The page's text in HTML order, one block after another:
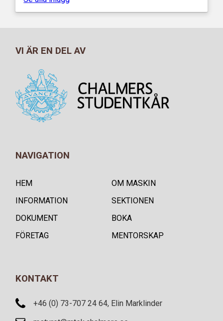
VI ÄR EN DEL AV
NAVIGATION
HEM
OM MASKIN
INFORMATION
SEKTIONEN
DOKUMENT
BOKA
FÖRETAG
MENTORSKAP
KONTAKT
+46 (0) 73-707 24 64, Elin Marklinder